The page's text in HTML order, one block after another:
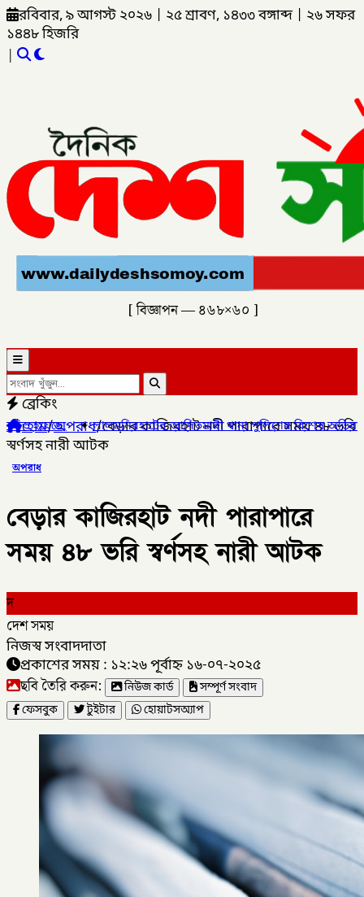
রবিবার, ৯ আগস্ট ২০২৬ ২৫ শ্রাবণ, ১৪৩৩ বঙ্গাব্দ
২৬ সফর
১৪৪৮ হিজরি
|
[ বিজ্ঞাপন — ৪৬৮×৬০ ]
ব্রেকিং
আদিতমারী থানা পুলিশের বিশেষ অভিযানে , মাদক সম্রাট
হোম/অপরাধ/বেড়ার কাজিরহাট নদী পারাপারে সময় ৪৮ ভরি
স্বর্ণসহ নারী আটক
অপরাধ
বেড়ার কাজিরহাট নদী পারাপারে
সময় ৪৮ ভরি স্বর্ণসহ নারী আটক
দ
দেশ সময়
নিজস্ব সংবাদদাতা
প্রকাশের সময় : ১২:২৬ পূর্বাহ্ন ১৬-০৭-২০২৫
ছবি তৈরি করুন: নিউজ কার্ড
সম্পূর্ণ সংবাদ
ফেসবুক
টুইটার হোয়াটসঅ্যাপ